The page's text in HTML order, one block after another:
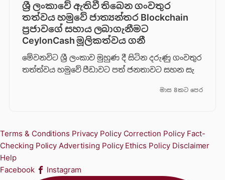
ශ්‍රී ලංකාවේ ඇතිවී තිබෙන ගංවතුර
තත්වය හමුවේ ජාත්‍යන්තර Blockchain
ප්‍රජාවගේ සහාය ලබාගැනීමට
CeylonCash මූලිකත්වය ග​නී
මේවනවිට ශ්‍රී ලංකාව මුහුණ දී සිටින දරුණු ගංවතුර
තත්ත්වය හමුවේ පීඩාවට පත් ජනතාවට සහන සැ
මාස 8කට පෙර
Terms & Conditions Privacy Policy Correction Policy Fact-
Checking Policy Advertising Policy Ethics Policy Disclaimer
Help
Facebook
Instagram